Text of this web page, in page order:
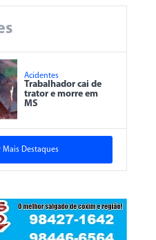
Acidentes
Trabalhador cai de
trator e morre em
MS
Mais Destaques